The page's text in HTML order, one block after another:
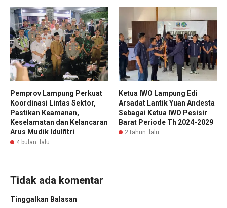
Pemprov Lampung Perkuat
Koordinasi Lintas Sektor,
Pastikan Keamanan,
Keselamatan dan Kelancaran
Arus Mudik Idulfitri
4 bulan lalu
Ketua IWO Lampung Edi
Arsadat Lantik Yuan Andesta
Sebagai Ketua IWO Pesisir
Barat Periode Th 2024-2029
2 tahun lalu
Tidak ada komentar
Tinggalkan Balasan